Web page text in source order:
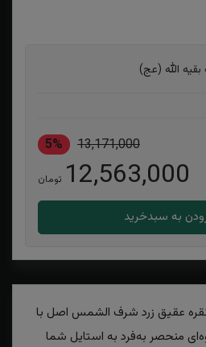
الله (عج)
13,171,000
5%
12,563,000 تومان
عقیق زرد شرف الشمس اصل با
منحصر به‌فرد به استایل شما